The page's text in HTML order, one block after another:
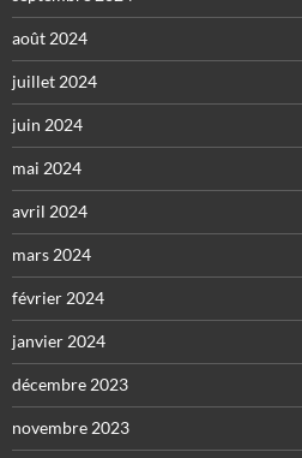
août 2024
juillet 2024
juin 2024
mai 2024
avril 2024
mars 2024
février 2024
janvier 2024
décembre 2023
novembre 2023